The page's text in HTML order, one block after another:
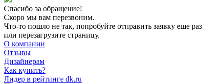
Спасибо за обращение!
Скоро мы вам перезвоним.
Что-то пошло не так, попробуйте отправить заявку еще раз
или перезагрузите страницу.
О компании
Отзывы
Дизайнерам
Как купить?
Лидер в рейтинге dk.ru